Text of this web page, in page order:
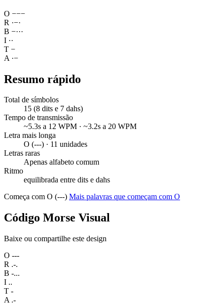
O −−−
R ·−·
B −···
I ··
T −
A ·−
Resumo rápido
Total de símbolos
15 (8 dits e 7 dahs)
Tempo de transmissão
~5.3s a 12 WPM · ~3.2s a 20 WPM
Letra mais longa
O (---) · 11 unidades
Letras raras
Apenas alfabeto comum
Ritmo
equilibrada entre dits e dahs
Começa com O (---) Mais palavras que começam com O
Código Morse Visual
Baixe ou compartilhe este design
O ---
R .-.
B -...
I ..
T -
A .-